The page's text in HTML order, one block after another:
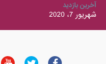
آخرین بازدید
شهریور 7، 2020